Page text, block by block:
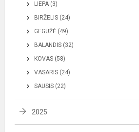
LIEPA (3)
BIRŽELIS (24)
GEGUŽĖ (49)
BALANDIS (32)
KOVAS (58)
VASARIS (24)
SAUSIS (22)
2025